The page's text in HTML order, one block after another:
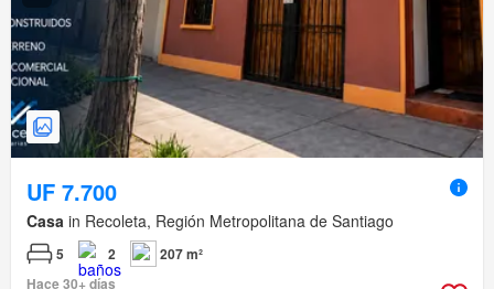
UF 7.700
Casa in Recoleta, Región Metropolitana de Santiago
5 2
207 m²
Hace 30+ días